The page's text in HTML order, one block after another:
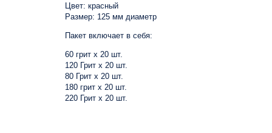
Цвет: красный
Размер: 125 мм диаметр
Пакет включает в себя:
60 грит x 20 шт.
120 Грит x 20 шт.
80 Грит x 20 шт.
180 грит x 20 шт.
220 Грит x 20 шт.